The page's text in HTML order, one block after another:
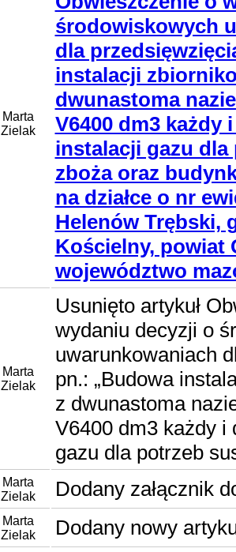
Marta
Zielak
środowiskowych
dla
instalacji
dwunastoma
V6400 dm3 każdy
instalacji gazu
zboża oraz
na działce o nr
Helenów Trębski,
Kościelny, powiat
województwo
Marta
Zielak
Usunięto artykuł
wydaniu decyzji o
uwarunkowaniach
pn.: „Budowa
z dwunastoma
V6400 dm3 każdy i
gazu dla potrzeb
Marta
Zielak
Dodany załącznik
Marta
Zielak
Dodany nowy